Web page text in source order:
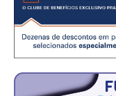
PALAVRA DO MURILO
NOTÍCIAS
CONTEÚDO ESPECIAL